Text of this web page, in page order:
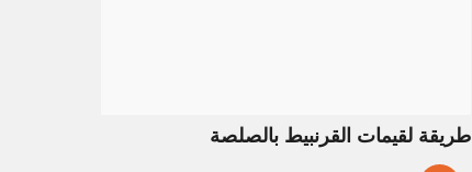
طريقة لقيمات القرنبيط بالصلصة